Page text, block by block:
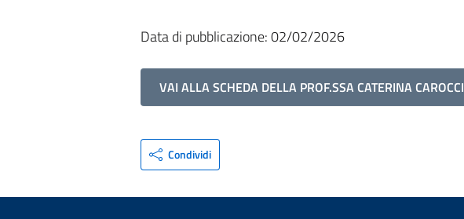
Data di pubblicazione: 02/02/2026
VAI ALLA SCHEDA DELLA PROF.SSA CATERINA CAROCCI
Condividi